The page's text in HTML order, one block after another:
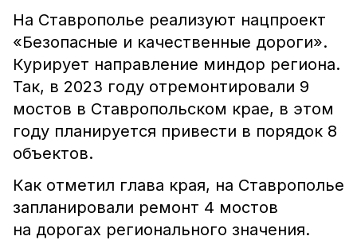
На Ставрополье реализуют нацпроект
«Безопасные и качественные дороги».
Курирует направление миндор региона.
Так, в 2023 году отремонтировали 9
мостов в Ставропольском крае, в этом
году планируется привести в порядок 8
объектов.
Как отметил глава края, на Ставрополье
запланировали ремонт 4 мостов
на дорогах регионального значения.